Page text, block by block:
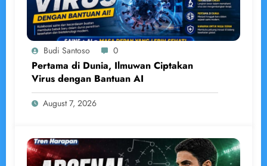
Budi Santoso 0
Pertama di Dunia, Ilmuwan Ciptakan
Virus dengan Bantuan AI
August 7, 2026